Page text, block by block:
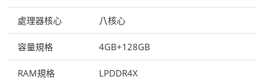
處理器核心 八核心
容量規格 4GB+128GB
RAM規格 LPDDR4X